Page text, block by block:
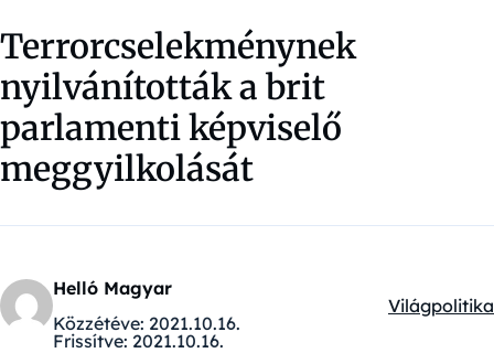
Terrorcselekménynek
nyilvánították a brit
parlamenti képviselő
meggyilkolását
Helló Magyar
Közzétéve: 2021.10.16.
Frissítve: 2021.10.16.
Kategóriák:
Világpolitika